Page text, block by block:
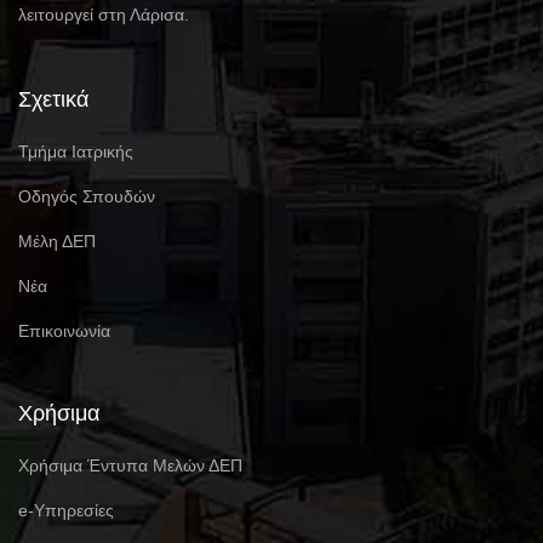
λειτουργεί στη Λάρισα.
Σχετικά
Τμήμα Ιατρικής
Οδηγός Σπουδών
Μέλη ΔΕΠ
Νέα
Επικοινωνία
Χρήσιμα
Χρήσιμα Έντυπα Μελών ΔΕΠ
e-Υπηρεσίες